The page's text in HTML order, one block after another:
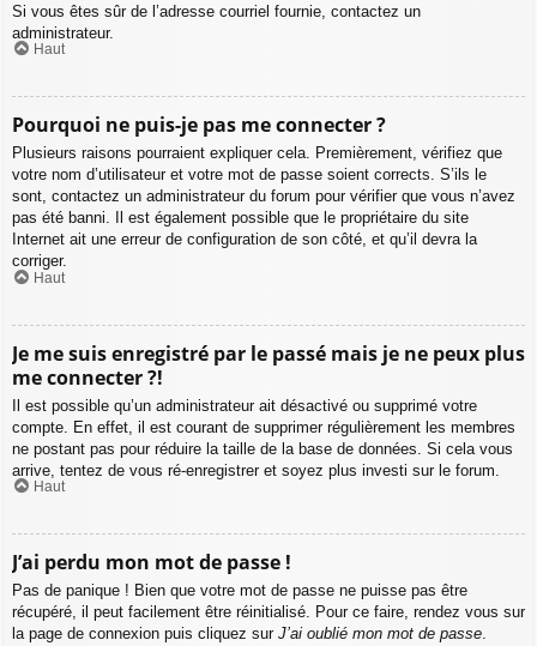
Si vous êtes sûr de l’adresse courriel fournie, contactez un
administrateur.
Haut
Pourquoi ne puis-je pas me connecter ?
Plusieurs raisons pourraient expliquer cela. Premièrement, vérifiez que
votre nom d’utilisateur et votre mot de passe soient corrects. S’ils le
sont, contactez un administrateur du forum pour vérifier que vous n’avez
pas été banni. Il est également possible que le propriétaire du site
Internet ait une erreur de configuration de son côté, et qu’il devra la
corriger.
Haut
Je me suis enregistré par le passé mais je ne peux plus
me connecter ?!
Il est possible qu’un administrateur ait désactivé ou supprimé votre
compte. En effet, il est courant de supprimer régulièrement les membres
ne postant pas pour réduire la taille de la base de données. Si cela vous
arrive, tentez de vous ré-enregistrer et soyez plus investi sur le forum.
Haut
J’ai perdu mon mot de passe !
Pas de panique ! Bien que votre mot de passe ne puisse pas être
récupéré, il peut facilement être réinitialisé. Pour ce faire, rendez vous sur
la page de connexion puis cliquez sur J’ai oublié mon mot de passe.